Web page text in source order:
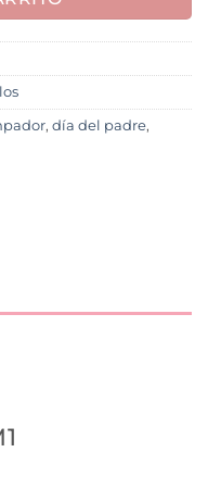
, día del padre,